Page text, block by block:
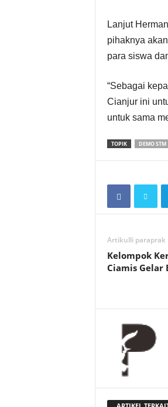
Lanjut
pihaknya
para siswa
“Sebagai
Cianjur ini
untuk sama
TOPIK DEMO STM
Artikulli paraprak
Kelompok
Ciamis Gelar